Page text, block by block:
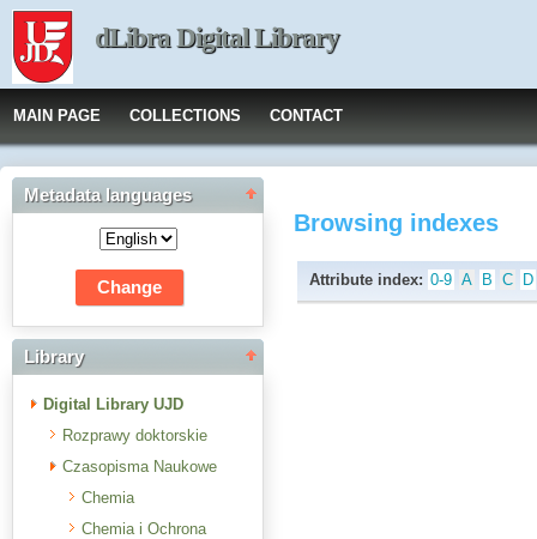
dLibra Digital Library
MAIN PAGE COLLECTIONS CONTACT
Metadata languages
Library
Digital Library UJD
Rozprawy doktorskie
Czasopisma Naukowe
Chemia
Chemia i Ochrona
Browsing indexes
Attribute index: 0-9 A B C D